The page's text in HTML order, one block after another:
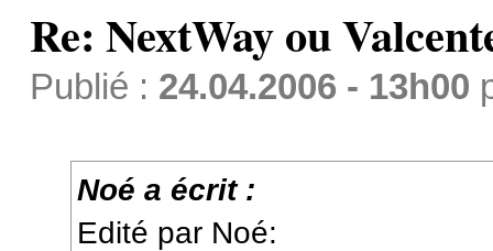
Re: NextWay ou
Publié : 24.04.2006 - 13h00
Noé a écrit :
Edité par Noé: